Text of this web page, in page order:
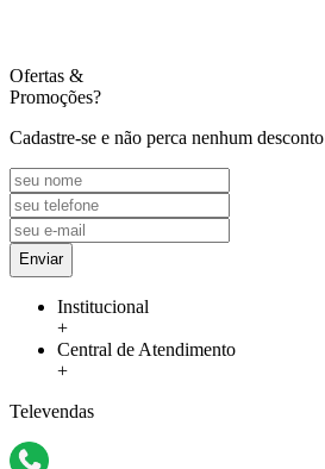
Ofertas &
Promoções?
Cadastre-se e não perca nenhum desconto
Enviar
Institucional
+
Central de Atendimento
+
Televendas